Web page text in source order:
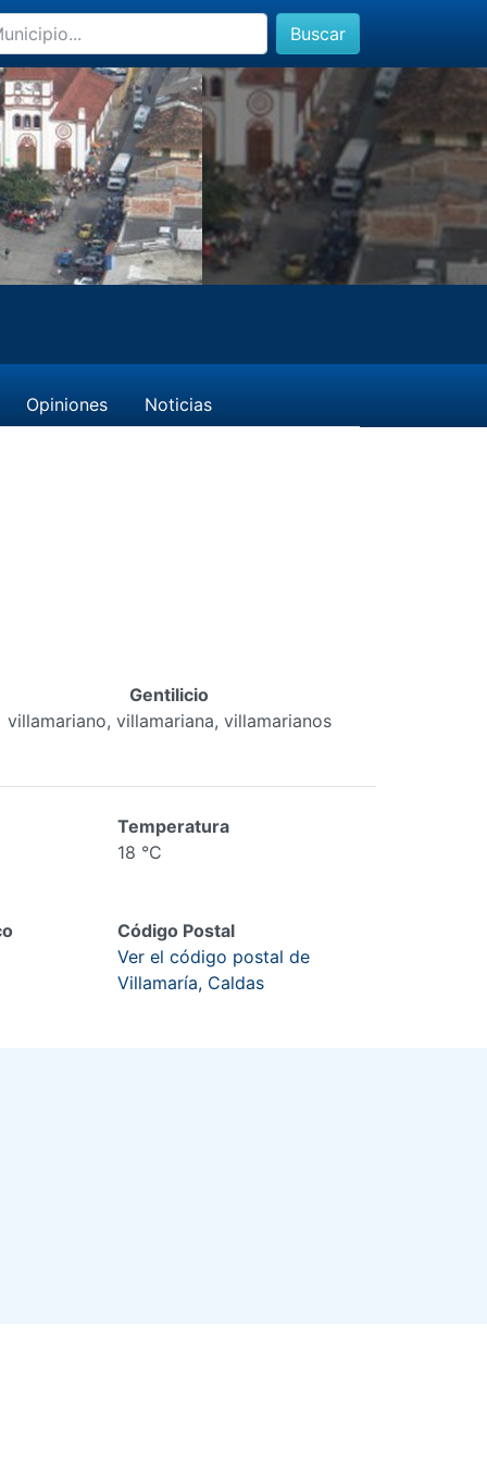
Buscar
Opiniones Noticias
Gentilicio
villamariano, villamariana, villamarianos
Temperatura
18 °C
Código Postal
Ver el código postal de
Villamaría, Caldas